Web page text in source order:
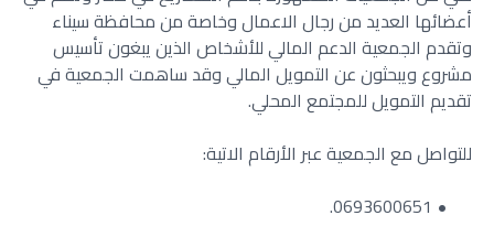
أعضائها العديد من رجال الاعمال وخاصة من محافظة سيناء
وتقدم الجمعية الدعم المالي للأشخاص الذين يبغون تأسيس
مشروع ويبحثون عن التمويل المالي وقد ساهمت الجمعية في
تقديم التمويل للمجتمع المحلي.
للتواصل مع الجمعية عبر الأرقام الاتية:
0693600651.